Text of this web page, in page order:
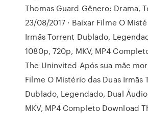
Thomas Guard Gênero: Drama,
23/08/2017 · Baixar Filme O
Irmãs Torrent Dublado,
1080p, 720p, MKV, MP4
The Uninvited Após sua mãe
Filme O Mistério das Duas Irmãs
Dublado, Legendado, Dual
MKV, MP4 Completo Download